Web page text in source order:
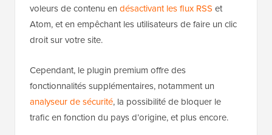
voleurs de contenu en désactivant les flux RSS et
Atom, et en empêchant les utilisateurs de faire un clic
droit sur votre site.
Cependant, le plugin premium offre des
fonctionnalités supplémentaires, notamment un
analyseur de sécurité, la possibilité de bloquer le
trafic en fonction du pays d’origine, et plus encore.